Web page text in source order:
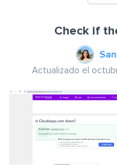
Check if
Actualizado el